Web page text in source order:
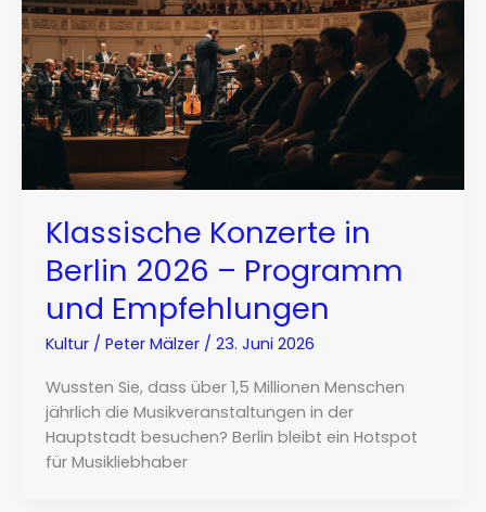
Klassische Konzerte in
Berlin 2026 – Programm
und Empfehlungen
Kultur/ Peter Mälzer / 23. Juni 2026
Wussten Sie, dass über 1,5 Millionen Menschen
jährlich die Musikveranstaltungen in der
Hauptstadt besuchen? Berlin bleibt ein Hotspot
für Musikliebhaber